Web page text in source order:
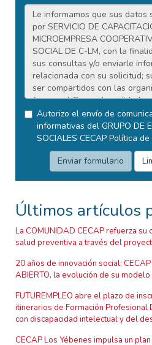
Autorizo el envío de
informativas del GRUPO DE
SOCIALES CECAP Política de
Últimos artículos
La COMUNIDAD CECAP refuerza su
salud preventiva a través del
20 años de innovación social:
ABIERTO, la evolución de su modelo
FUTUREMPLEO abre el plazo de
itinerarios de Formación Profesional
con discapacidad intelectual y del
CECAP Los Yébenes impulsa un